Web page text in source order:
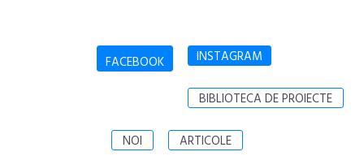
FACEBOOK INSTAGRAM
BIBLIOTECA DE PROIECTE
NOI ARTICOLE